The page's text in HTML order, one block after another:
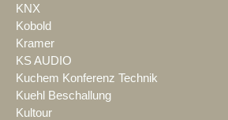
KNX
Kobold
Kramer
KS AUDIO
Kuchem Konferenz Technik
Kuehl Beschallung
Kultour